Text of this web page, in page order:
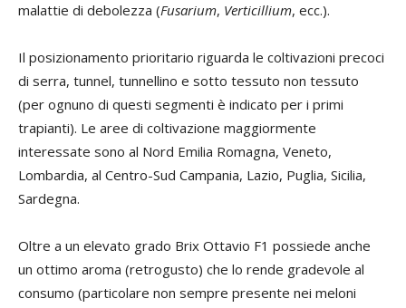
malattie di debolezza (Fusarium, Verticillium, ecc.).
Il posizionamento prioritario riguarda le coltivazioni precoci
di serra, tunnel, tunnellino e sotto tessuto non tessuto
(per ognuno di questi segmenti è indicato per i primi
trapianti). Le aree di coltivazione maggiormente
interessate sono al Nord Emilia Romagna, Veneto,
Lombardia, al Centro-Sud Campania, Lazio, Puglia, Sicilia,
Sardegna.
Oltre a un elevato grado Brix Ottavio F1 possiede anche
un ottimo aroma (retrogusto) che lo rende gradevole al
consumo (particolare non sempre presente nei meloni